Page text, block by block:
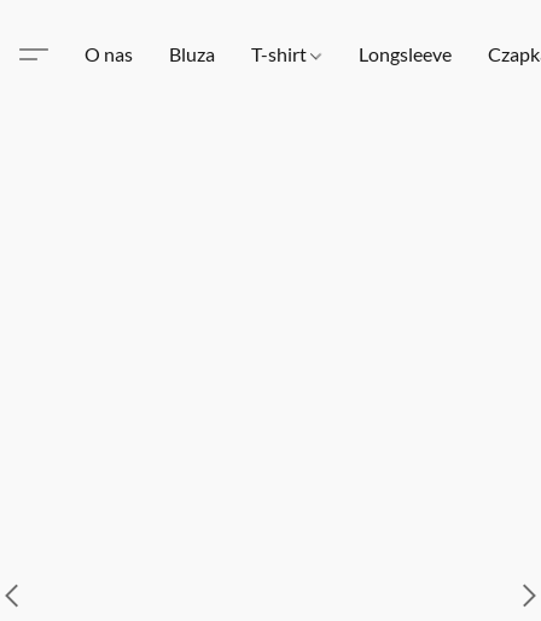
O nas Bluza T-shirt Longsleeve